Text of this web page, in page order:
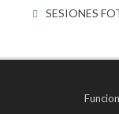
SESIONES